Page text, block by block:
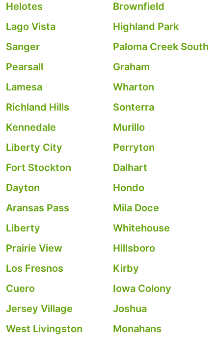
Helotes
Brownfield
Lago Vista
Highland Park
Sanger
Paloma Creek South
Pearsall
Graham
Lamesa
Wharton
Richland Hills
Sonterra
Kennedale
Murillo
Liberty City
Perryton
Fort Stockton
Dalhart
Dayton
Hondo
Aransas Pass
Mila Doce
Liberty
Whitehouse
Prairie View
Hillsboro
Los Fresnos
Kirby
Cuero
Iowa Colony
Jersey Village
Joshua
West Livingston
Monahans